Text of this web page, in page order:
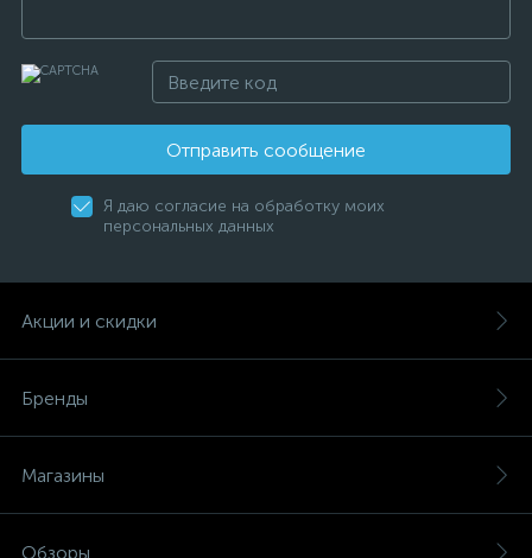
Отправить сообщение
Я даю согласие на обработку моих
персональных данных
Акции и скидки
Бренды
Магазины
Обзоры